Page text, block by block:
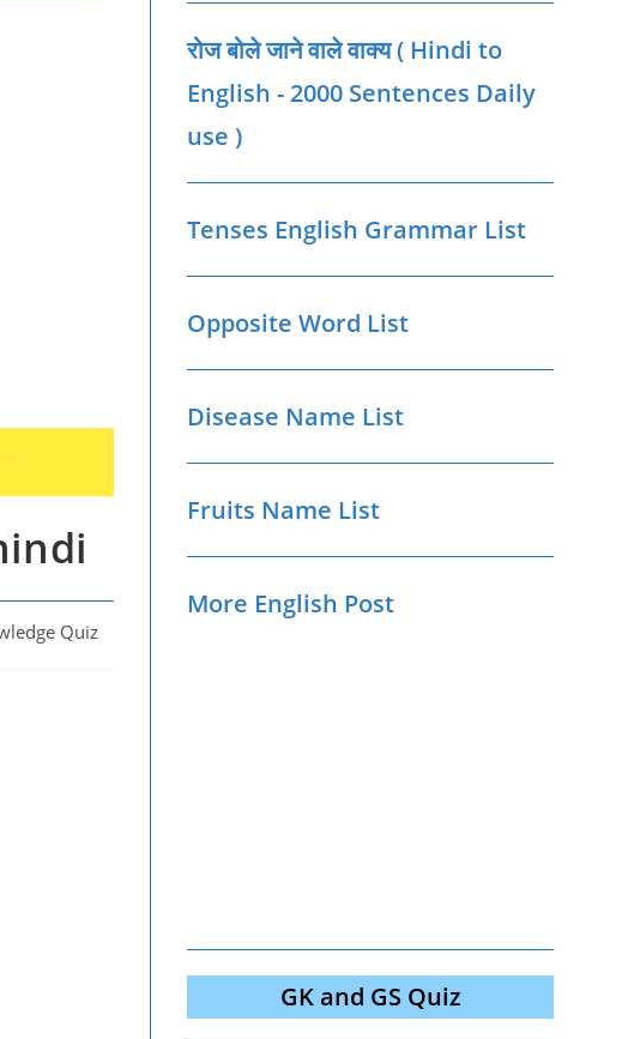
Quiz
रोज बोले जाने वाले वाक्‍य ( Hindi to
English - 2000 Sentences Daily
use )
Tenses English Grammar List
Opposite Word List
Disease Name List
Fruits Name List
More English Post
GK and GS Quiz